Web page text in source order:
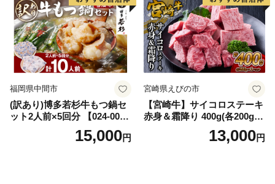
福岡県中間市
(訳あり)博多若杉牛もつ鍋セ
ット2人前×5回分 【024-002
15,000円
宮崎県えびの市
【宮崎牛】サイコロステーキ
赤身＆霜降り 400g(各200g×
１P 計2P) 真空パック 冷凍
13,000円